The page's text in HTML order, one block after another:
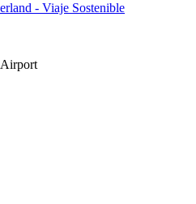
- Viaje Sostenible